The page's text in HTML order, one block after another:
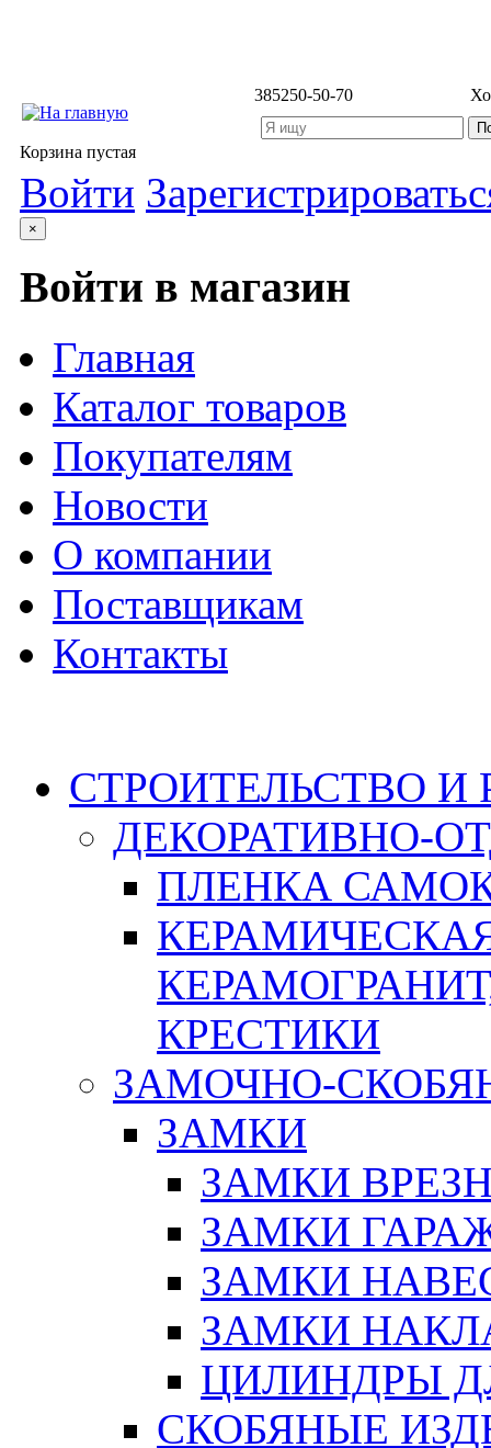
385250-50-70
Корзина пустая
Войти
×
Войти в магазин
Главная
Каталог товаров
Покупателям
Новости
О компании
Поставщикам
Контакты
СТРОИТЕЛЬСТВО И
ДЕКОРАТИВНО-
ПЛЕНКА
КРЕСТИКИ
ЗАМОЧНО-
ЗАМКИ
ЗАМКИ
ЗАМКИ
ЗАМКИ
ЗАМКИ
ЦИЛИНДРЫ
СКОБЯНЫЕ